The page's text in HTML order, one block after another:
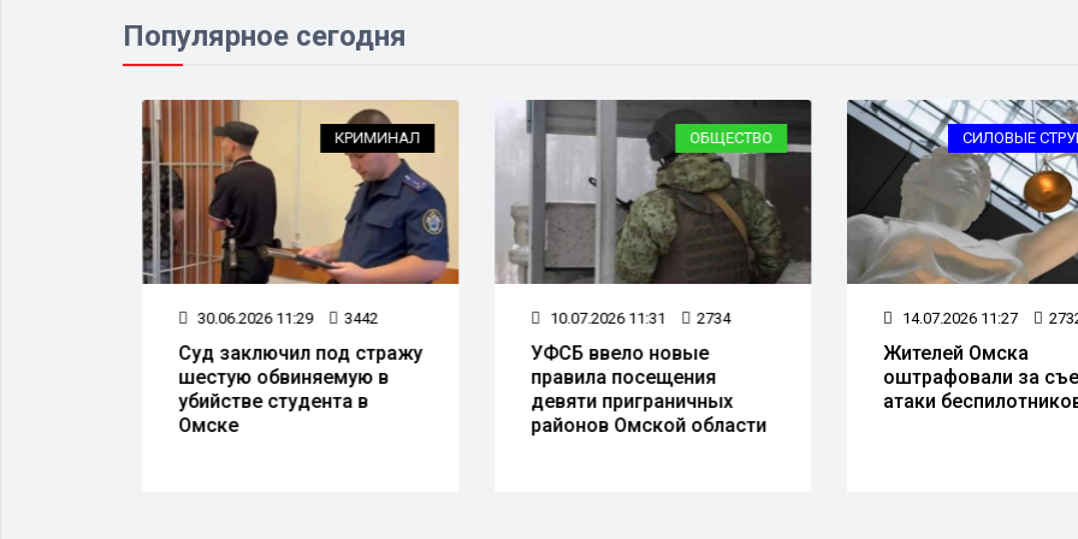
Популярное сегодня
КРИМИНАЛ
30.06.2026 11:29 3442
Суд заключил под стражу
шестую обвиняемую в
убийстве студента в
Омске
ОБЩЕСТВО
10.07.2026 11:31 2734
УФСБ ввело новые
правила посещения
девяти приграничных
районов Омской области
СИЛОВЫЕ
14.07.2026 11:27 2732
Жителей Омска
оштрафовали за
атаки беспилотников